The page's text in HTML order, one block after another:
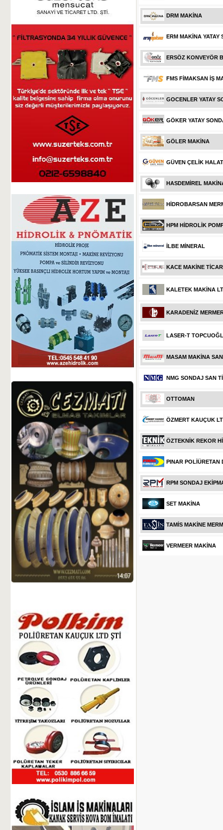
DRM MAKİNA
ERM MAKİNA YATAY
ERSÖZ KONVEYÖR
FMS FİMAKSAN İŞ
GOCENLER YATAY
GÖKER YATAY
GÖLER MAKİNA
GÜVEN ÇELİK HALAT
HASDEMİREL
HİDROBARSAN
HPM HİDROLİK
İLBE MİNERAL
KACE MAKİNE
KALETEK MAKİNA
KARADENİZ
LASER-T
MASAM MAKİNA
NMG SONDAJ SAN
OTTOMAN
ÖZMERT KAUÇUK
ÖZTEKNİK REKOR
PINAR POLİÜRETAN
RPM SONDAJ
SET MAKİNA
TAMİS MAKİNE
VERMEER MAKİNA